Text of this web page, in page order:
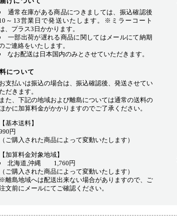
通常在庫がある商品につきましては、振込確認後
～13営業日で発送いたします。※ミラーコート
、プラス3日かかります。
一部出荷が遅れる商品に関してはメールにて納期
ご連絡をいたします。
なお配送は日本国内のみとさせていただきます。
について
支払いは振込の場合は、振込確認後、発送させてい
だきます。
た、下記の地域および離島については通常の送料の
かに加算料金がかかりますのでご了承ください。
基本送料】
円
ご購入された商品によって変動いたします）
加算料金対象地域】
北海道,沖縄 1,760円
ご購入された商品によって変動いたします）
離島地域へは配送出来ない場合がありますので、ご
文前にメールにてご確認ください。